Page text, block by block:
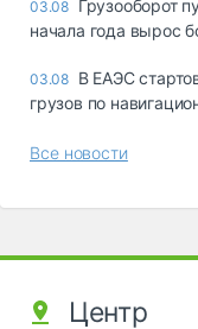
03.08
Грузооборот
начала года вырос
03.08 В ЕАЭС
грузов по
Все новости
Центр